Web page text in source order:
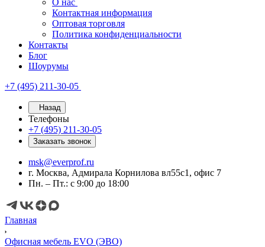
О нас
Контактная информация
Оптовая торговля
Политика конфиденциальности
Контакты
Блог
Шоурумы
+7 (495) 211-30-05
Назад
Телефоны
+7 (495) 211-30-05
Заказать звонок
msk@everprof.ru
г. Москва, Адмирала Корнилова вл55с1, офис 7
Пн. – Пт.: с 9:00 до 18:00
Главная
Офисная мебель EVO (ЭВО)